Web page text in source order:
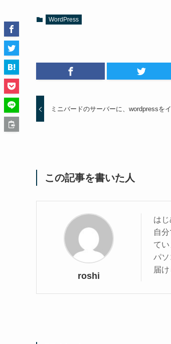
WordPress
ミニバードのサーバーに、wordpressを
この記事を書いた人
roshi
は
自
てい
パ
届け